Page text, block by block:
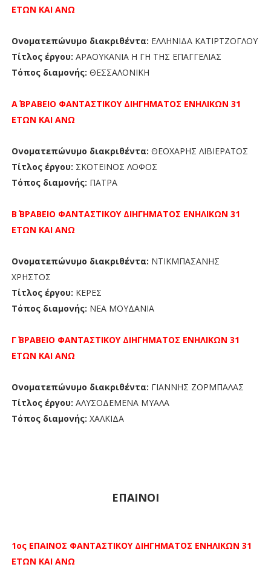
ΕΤΩΝ ΚΑΙ ΑΝΩ
Ονοματεπώνυμο διακριθέντα: ΕΛΛΗΝΙΔΑ ΚΑΤΙΡΤΖΟΓΛΟΥ
Τίτλος έργου: ΑΡΑΟΥΚΑΝΙΑ Η ΓΗ ΤΗΣ ΕΠΑΓΓΕΛΙΑΣ
Τόπος διαμονής: ΘΕΣΣΑΛΟΝΙΚΗ
Α΄ ΒΡΑΒΕΙΟ ΦΑΝΤΑΣΤΙΚΟΥ ΔΙΗΓΗΜΑΤΟΣ ΕΝΗΛΙΚΩΝ 31
ΕΤΩΝ ΚΑΙ ΑΝΩ
Ονοματεπώνυμο διακριθέντα: ΘΕΟΧΑΡΗΣ ΛΙΒΙΕΡΑΤΟΣ
Τίτλος έργου: ΣΚΟΤΕΙΝΟΣ ΛΟΦΟΣ
Τόπος διαμονής: ΠΑΤΡΑ
Β΄ ΒΡΑΒΕΙΟ ΦΑΝΤΑΣΤΙΚΟΥ ΔΙΗΓΗΜΑΤΟΣ ΕΝΗΛΙΚΩΝ 31
ΕΤΩΝ ΚΑΙ ΑΝΩ
Ονοματεπώνυμο διακριθέντα: ΝΤΙΚΜΠΑΣΑΝΗΣ
ΧΡΗΣΤΟΣ
Τίτλος έργου: ΚΕΡΕΣ
Τόπος διαμονής: ΝΕΑ ΜΟΥΔΑΝΙΑ
Γ΄ ΒΡΑΒΕΙΟ ΦΑΝΤΑΣΤΙΚΟΥ ΔΙΗΓΗΜΑΤΟΣ ΕΝΗΛΙΚΩΝ 31
ΕΤΩΝ ΚΑΙ ΑΝΩ
Ονοματεπώνυμο διακριθέντα: ΓΙΑΝΝΗΣ ΖΟΡΜΠΑΛΑΣ
Τίτλος έργου: ΑΛΥΣΟΔΕΜΕΝΑ ΜΥΑΛΑ
Τόπος διαμονής: ΧΑΛΚΙΔΑ
ΕΠΑΙΝΟΙ
1ος ΕΠΑΙΝΟΣ ΦΑΝΤΑΣΤΙΚΟΥ ΔΙΗΓΗΜΑΤΟΣ ΕΝΗΛΙΚΩΝ 31
ΕΤΩΝ ΚΑΙ ΑΝΩ